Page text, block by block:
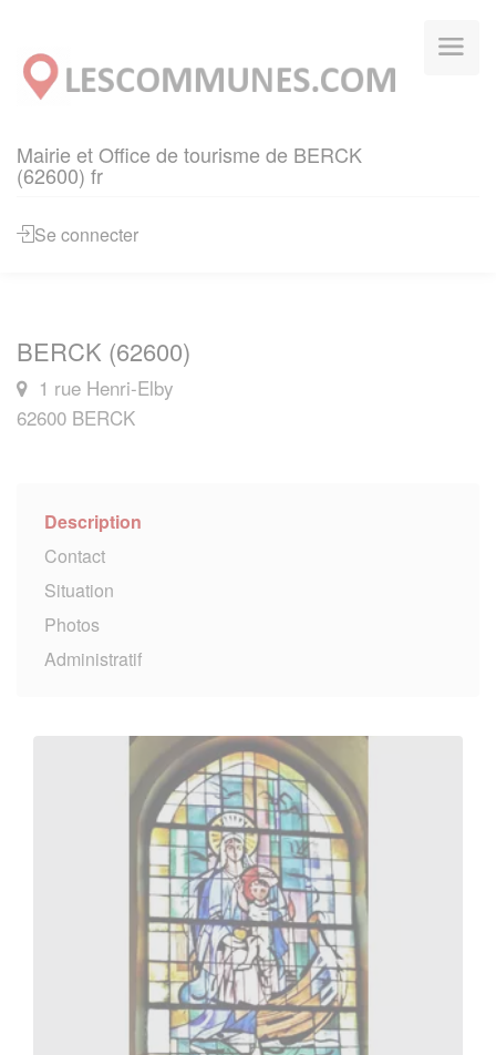
Mairie et Office de tourisme de BERCK
(62600) fr
Se connecter
BERCK (62600)
1 rue Henri-Elby
62600 BERCK
Description
Contact
Situation
Photos
Administratif